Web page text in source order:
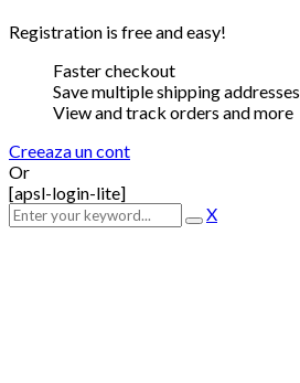
Registration is free and easy!
Faster checkout
Save multiple shipping addresses
View and track orders and more
Creeaza un cont
Or
[apsl-login-lite]
X